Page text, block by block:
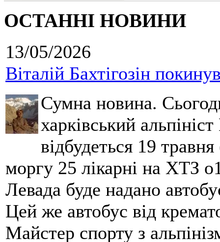
ОСТАННІ НОВИНИ
13/05/2026
Віталій Бахтігозін
Сумна новина.
харківський
відбудеться 19
моргу 25 лікарні на ХТЗ
Левада буде надано
Цей же автобус від
Майстер спорту з